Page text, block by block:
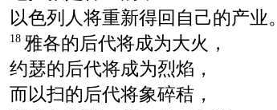
以色列人将重新得回自己的产业。
18 雅各的后代将成为大火，
约瑟的后代将成为烈焰，
而以扫的后代将象碎秸，